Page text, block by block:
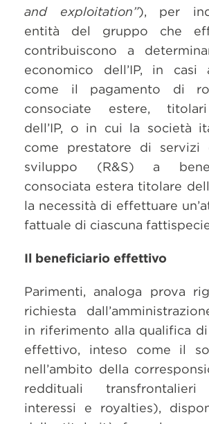
and exploitation”), per
entità del gruppo che
contribuiscono a
economico dell’IP, in casi
come il pagamento di
consociate estere,
dell’IP, o in cui la società
come prestatore di servizi
sviluppo (R&S) a
consociata estera titolare
la necessità di effettuare
fattuale di ciascuna
Il beneficiario effettivo
Parimenti, analoga prova
richiesta
in riferimento alla qualifica
effettivo, inteso come il
nell’ambito della
reddituali transfrontalieri
interessi e royalties),